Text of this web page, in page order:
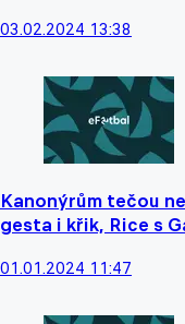
03.02.2024 13:38
Kanonýrům tečou
gesta i křik, Rice s
01.01.2024 11:47